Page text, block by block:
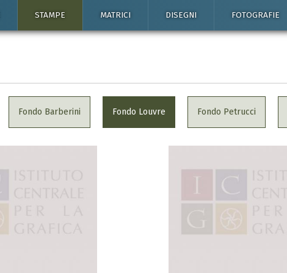
STAMPE MATRICI DISEGNI FOTOGRAFIE
Fondo Barberini Fondo Louvre Fondo Petrucci